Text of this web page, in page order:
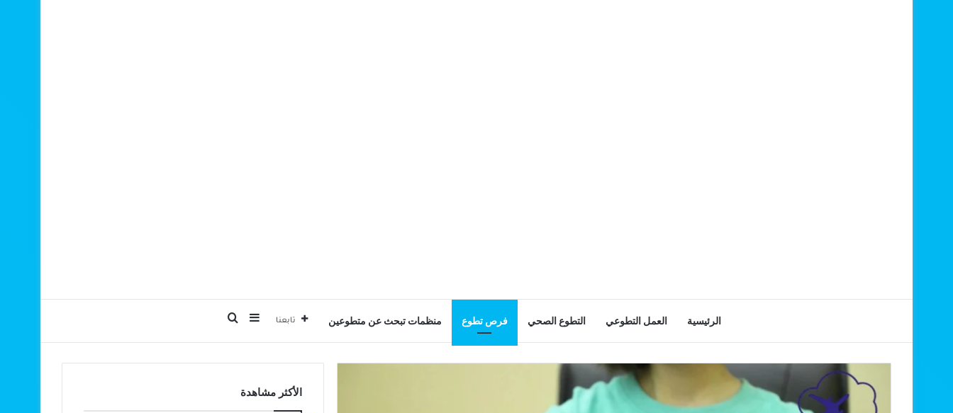
الرئيسية العمل التطوعي التطوع الصحي فرص تطوع منظمات تبحث عن متطوعين تابعنا إضافة عمود جانبي
بحث عن
الأكثر مشاهدة